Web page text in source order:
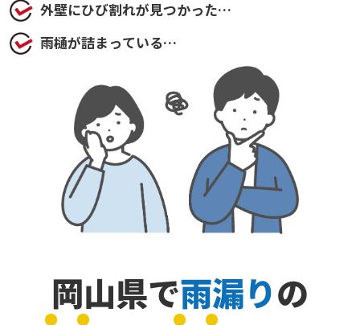
外壁にひび割れが見つかった…
雨樋が詰まっている…
岡山県で雨漏りの